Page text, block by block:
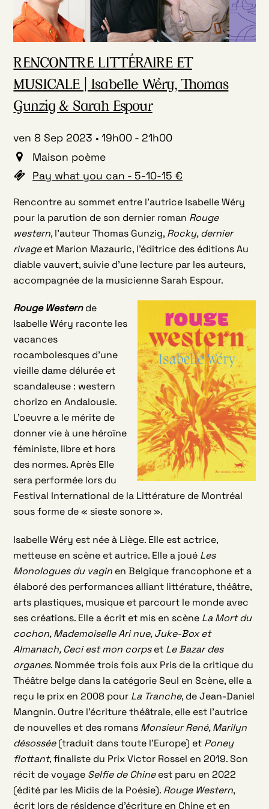
RENCONTRE LITTÉRAIRE ET
MUSICALE | Isabelle Wéry, Thomas
Gunzig & Sarah Espour
ven 8 Sep 2023 19h00 - 21h00
Maison poème
Pay what you can - 5-10-15 €
Rencontre au sommet entre l’autrice Isabelle Wéry
pour la parution de son dernier roman Rouge
western, l’auteur Thomas Gunzig, Rocky, dernier
rivageet Marion Mazauric, l’éditrice des éditions Au
diable vauvert, suivie d’une lecture par les auteurs,
accompagnée de la musicienne Sarah Espour.
Rouge Western de
Isabelle Wéry raconte les
vacances
rocambolesques d’une
vieille dame délurée et
scandaleuse : western
chorizo en Andalousie.
L’oeuvre a le mérite de
donner vie à une héroïne
féministe, libre et hors
des normes. Après Elle
sera performée lors du
Festival International de la Littérature de Montréal
sous forme de « sieste sonore ».
Isabelle Wéry est née à Liège. Elle est actrice,
metteuse en scène et autrice. Elle a joué Les
Monologues du vagin en Belgique francophone et a
élaboré des performances alliant littérature, théâtre,
arts plastiques, musique et parcourt le monde avec
ses créations. Elle a écrit et mis en scène La Mort du
cochon, Mademoiselle Ari nue, Juke-Box et
Almanach, Ceci est mon corpset Le Bazar des
organes. Nommée trois fois aux Pris de la critique du
Théâtre belge dans la catégorie Seul en Scène, elle a
reçu le prix en 2008 pour La Tranche, de Jean-Daniel
Mangnin. Outre l’écriture théâtrale, elle est l’autrice
de nouvelles et des romans Monsieur René, Marilyn
désossée(traduit dans toute l’Europe) et Poney
flottant, finaliste du Prix Victor Rossel en 2019. Son
récit de voyage Selfie de Chineest paru en 2022
(édité par les Midis de la Poésie). Rouge Western,
écrit lors de résidence d’écriture en Chine et en